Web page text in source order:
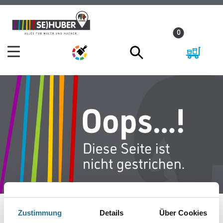
Zustimmung Details Über Cookies
Zum
Inhalt
Zum
Navigationsmenü
0